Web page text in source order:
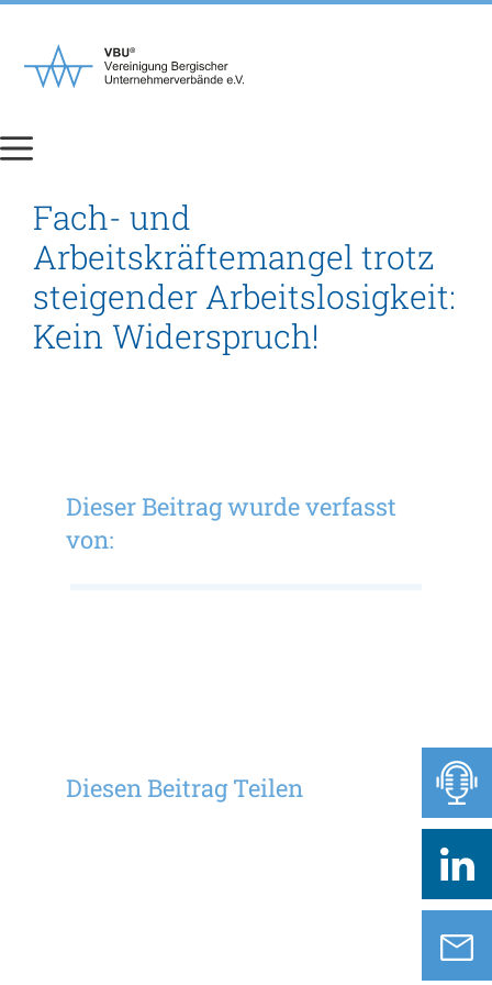
springen
Fach- und
Arbeitskräftemangel trotz
steigender Arbeitslosigkeit:
Kein Widerspruch!
Dieser Beitrag wurde verfasst
von:
Diesen Beitrag Teilen